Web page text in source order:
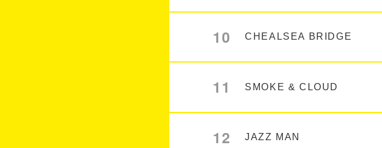
10 CHEALSEA BRIDGE
11 SMOKE & CLOUD
12 JAZZ MAN